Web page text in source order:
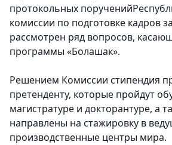
протокольных
комиссии по подготовке кадров
рассмотрен ряд вопросов,
программы «Болашак».
Решением Комиссии стипендия
претенденту, которые пройдут
магистратуре и докторантуре, а
направлены на стажировку в
производственные центры мира.